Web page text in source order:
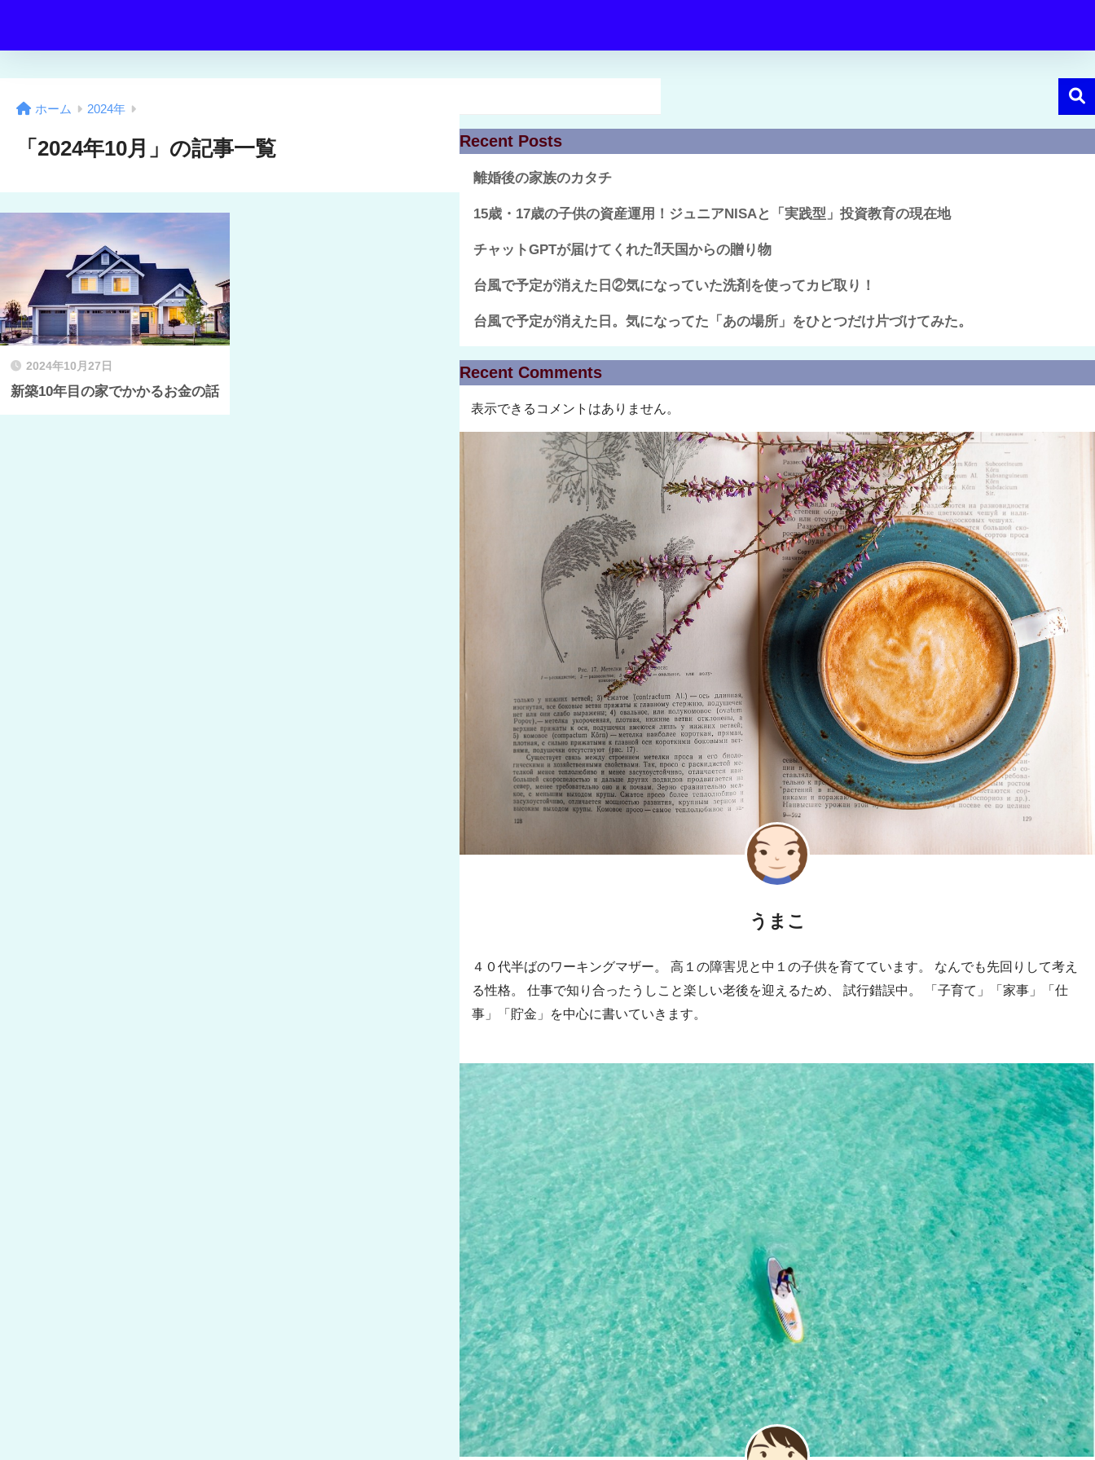
ホーム 2024年
「2024年10月」の記事一覧
2024年10月27日
新築10年目の家でかかるお金の話
Recent Posts
離婚後の家族のカタチ
15歳・17歳の子供の資産運用！ジュニアNISAと「実践型」投資教育の現在地
チャットGPTが届けてくれた⁈天国からの贈り物
台風で予定が消えた日②気になっていた洗剤を使ってカビ取り！
台風で予定が消えた日。気になってた「あの場所」をひとつだけ片づけてみた。
Recent Comments
表示できるコメントはありません。
うまこ
４０代半ばのワーキングマザー。 高１の障害児と中１の子供を育てています。 なんでも先回りして考え
る性格。 仕事で知り合ったうしこと楽しい老後を迎えるため、 試行錯誤中。 「子育て」「家事」「仕
事」「貯金」を中心に書いていきます。